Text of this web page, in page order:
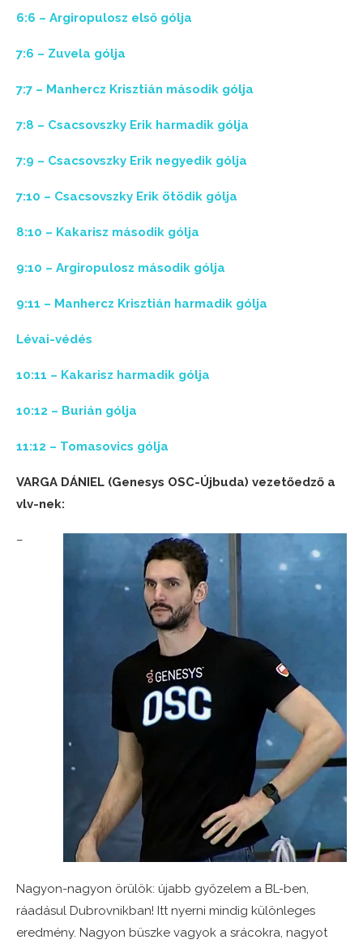
6:6 – Argiropulosz első gólja
7:6 – Zuvela gólja
7:7 – Manhercz Krisztián második gólja
7:8 – Csacsovszky Erik harmadik gólja
7:9 – Csacsovszky Erik negyedik gólja
7:10 – Csacsovszky Erik ötödik gólja
8:10 – Kakarisz második gólja
9:10 – Argiropulosz második gólja
9:11 – Manhercz Krisztián harmadik gólja
Lévai-védés
10:11 – Kakarisz harmadik gólja
10:12 – Burián gólja
11:12 – Tomasovics gólja
VARGA DÁNIEL (Genesys OSC-Újbuda) vezetőedző a
vlv-nek:
–
Nagyon-nagyon örülök: újabb győzelem a BL-ben,
ráadásul Dubrovnikban! Itt nyerni mindig különleges
eredmény. Nagyon büszke vagyok a srácokra, nagyot